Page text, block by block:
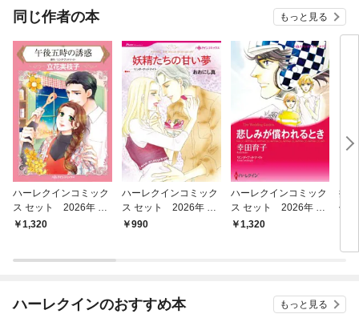
同じ作者の本 もっと見る
ハーレクインコミック
ス セット 2026年 vo
l.854
1,320
ハーレクインコミック
ス セット 2026年 vo
l.787
990
ハーレクインコミック
ス セット 2026年 vo
l.851
1,320
授
作
ハーレクインのおすすめ本 もっと見る